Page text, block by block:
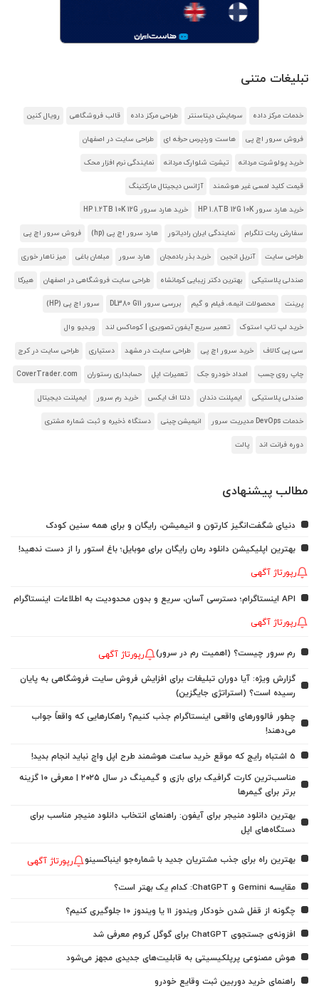
تبلیغات متنی
خدمات مرکز داده سرمایش دیتاسنتر طراحی مرکز داده قالب فروشگاهی رویال کنین
فروش سرور اچ پی هاست وردپرس حرفه ای طراحی سایت در اصفهان
خرید پولوشرت مردانه تیشرت شلوارک مردانه نمایندگی نرم افزار محک
قیمت کلید لمسی غیر هوشمند آژانس دیجیتال مارکتینگ
خرید هارد سرور HP 1.8TB 12G 10K خرید هارد سرور HP 1.2TB 10K 12G
سفارش ربات تلگرام نمایندگی ایران رادیاتور هارد سرور اچ پی (hp) فروش سرور اچ پی
طراحی سایت آنریل انجین خرید بذر بادمجان هارد سرور مبلمان باغی میز ناهار خوری
صندلی پلاستیکی بهترین دکتر زیبایی کرمانشاه طراحی سایت فروشگاهی در اصفهان هیرکا
پرینت محصولات انیمه، فیلم و گیم بررسی سرور DL380 G11 سرور اچ پی (HP)
خرید لپ تاپ استوک تعمیر سریع آیفون تصویری | کوماکس لند ویدیو وال
سی پی کالاف خرید سرور اچ پی طراحی سایت در مشهد دستیاری طراحی سایت در کرج
چاپ روی چسب امداد خودرو جک تعمیرات اپل حسابداری رستوران CoverTrader.com
صندلی پلاستیکی ایمپلنت دندان دلتا اف ایکس خرید رم سرور ایمپلنت دیجیتال
خدمات DevOps مدیریت سرور انیمیشن چینی دستگاه ذخیره و ثبت شماره مشتری
دوره فرانت اند پالت
مطالب پیشنهادی
دنیای شگفت‌انگیز کارتون و انیمیشن، رایگان و برای همه سنین کودک
بهترین اپلیکیشن دانلود رمان رایگان برای موبایل؛ باغ استور را از دست ندهید!
رپورتاژ آگهی
API اینستاگرام؛ دسترسی آسان، سریع و بدون محدودیت به اطلاعات اینستاگرام
رپورتاژ آگهی
رم سرور چیست؟ (اهمیت رم در سرور) رپورتاژ آگهی
گزارش ویژه: آیا دوران تبلیغات برای افزایش فروش سایت فروشگاهی به پایان
رسیده است؟ (استراتژی جایگزین)
چطور فالوورهای واقعی اینستاگرام جذب کنیم؟ راهکارهایی که واقعاً جواب
می‌دهند!
5 اشتباه رایج که موقع خرید ساعت هوشمند طرح اپل واچ نباید انجام بدید!
مناسب‌ترین کارت گرافیک برای بازی و گیمینگ در سال ۲۰۲۵ | معرفی ۱۰ گزینه
برتر برای گیمرها
بهترین دانلود منیجر برای آیفون: راهنمای انتخاب دانلود منیجر مناسب برای
دستگاه‌های اپل
بهترین راه برای جذب مشتریان جدید با شماره‌جو اینباکسینو رپورتاژ آگهی
مقایسه Gemini و ChatGPT: کدام یک بهتر است؟
چگونه از قفل شدن خودکار ویندوز 11 یا ویندوز 10 جلوگیری کنیم؟
افزونه‌ی جستجوی ChatGPT برای گوگل کروم معرفی شد
هوش مصنوعی پرپلکیسیتی به قابلیت‌های جدیدی مجهز می‌شود
راهنمای خرید دوربین ثبت وقایع خودرو